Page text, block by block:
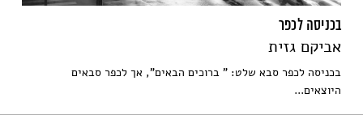
בכניסה לכפר
אביקם גזית
בכניסה לכפר סבא שלט: " ברוכים הבאים", אך לכפר סבאים
היוצאים...